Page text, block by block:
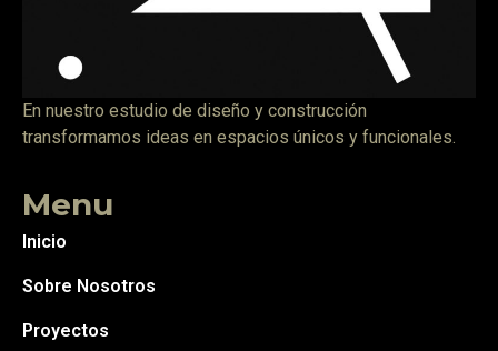
En nuestro estudio de diseño y construcción
transformamos ideas en espacios únicos y funcionales.
Menu
Inicio
Sobre Nosotros
Proyectos